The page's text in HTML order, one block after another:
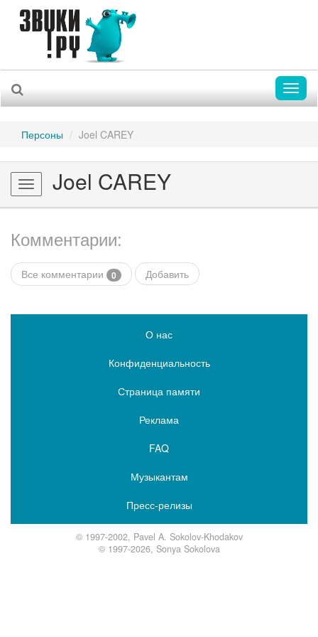
Персоны Joel CAREY
Toggle
navigation
Joel CAREY
Комментарии:
Все комментарии 0 Добавить
О нас
Конфиденциальность
Страница памяти
Реклама
FAQ
Музыкантам
Пресс-релизы
© 1997-2002, Pavel A. Sokolov-Khodakov
© 1997-2026, Sonya Sokolova